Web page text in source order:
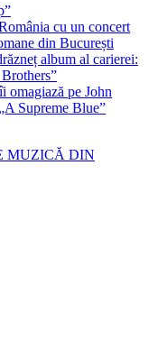
cu un concert
din București
album al carierei:
omagiază pe John
Supreme Blue”
MUZICĂ DIN